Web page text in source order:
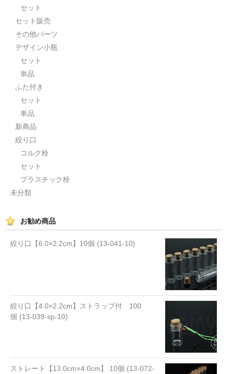
アウトレット
お問い合わせ
セット
セット販売
その他パーツ
デザイン小瓶
セット
単品
ふた付き
セット
単品
新商品
絞り口
コルク栓
セット
プラスチック栓
未分類
お勧め商品
絞り口【6.0×2.2cm】10個 (13-041-10)
絞り口【4.0×2.2cm】ストラップ付 100
個 (13-039-sp-10)
ストレート【13.0cm×4.0cm】 10個 (13-072-